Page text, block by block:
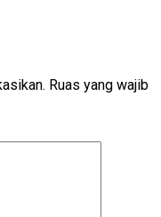
Ruas yang wajib